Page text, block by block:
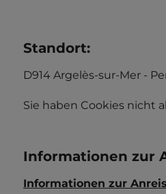
Standort:
D914 Argelès-sur-Mer -
Sie haben Cookies nicht
Informationen zur
Informationen zur